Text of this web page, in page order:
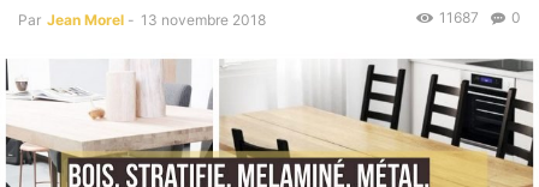
Par Jean Morel - 13 novembre 2018 0
11687